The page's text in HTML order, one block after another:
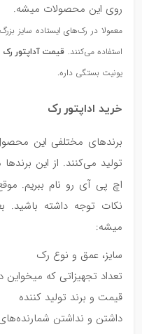
روی این محصولات میشه.
استفاده می‌کنند. قیمت آداپتور رک
یونیت بستگی داره.
خرید اداپتور رک
برندهای مختلفی این
اچ پی آی رو نام ببریم.
نکات توجه داشته باشید.
میشه:
سایز، عمق و نوع رک
تعداد تجهیزاتی که میخواین
قیمت و برند تولید کننده
داشتن و نداشتن شمارنده‎‌های یونیت روی اداپتورها